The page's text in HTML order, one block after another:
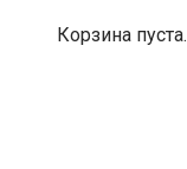
Корзина пуста.